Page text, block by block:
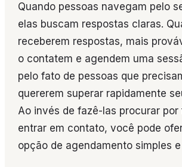
Quando pessoas navegam pelo
elas buscam respostas claras.
receberem respostas, mais
o contatem e agendem uma
pelo fato de pessoas que
quererem superar rapidamente
Ao invés de fazê-las procurar por
entrar em contato, você pode
opção de agendamento simples